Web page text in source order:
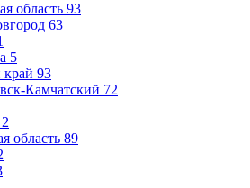
область 93
63
5
край 93
Камчатский 72
2
область 89